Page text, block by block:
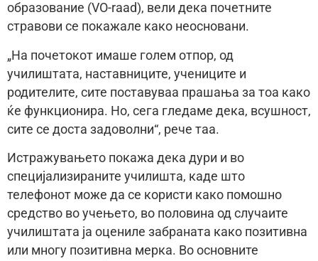
образование (VO-raad), вели дека почетните
стравови се покажале како неосновани.
„На почетокот имаше голем отпор, од
училиштата, наставниците, учениците и
родителите, сите поставуваа прашања за тоа како
ќе функционира. Но, сега гледаме дека, всушност,
сите се доста задоволни“, рече таа.
Истражувањето покажа дека дури и во
специјализираните училишта, каде што
телефонот може да се користи како помошно
средство во учењето, во половина од случаите
училиштата ја оцениле забраната како позитивна
или многу позитивна мерка. Во основните